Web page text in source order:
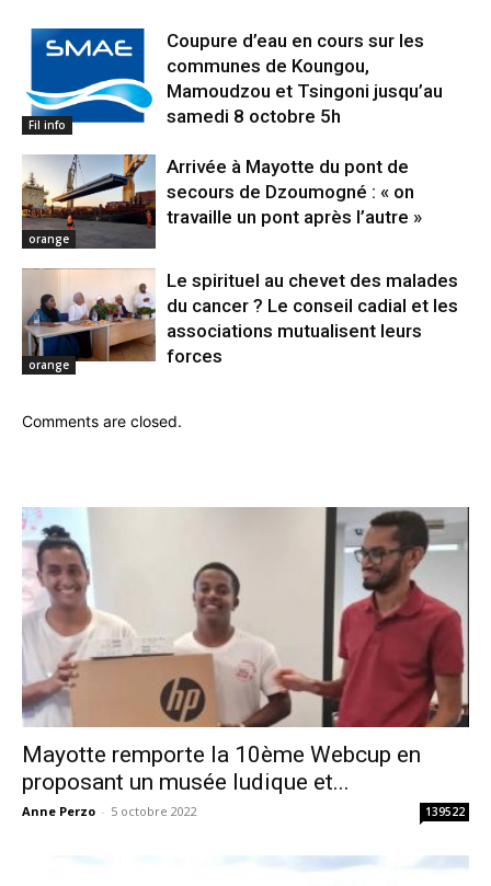
Fil info
Coupure d’eau en cours sur les
communes de Koungou,
Mamoudzou et Tsingoni jusqu’au
samedi 8 octobre 5h
orange
Arrivée à Mayotte du pont de
secours de Dzoumogné : « on
travaille un pont après l’autre »
orange
Le spirituel au chevet des malades
du cancer ? Le conseil cadial et les
associations mutualisent leurs
forces
Comments are closed.
Mayotte remporte la 10ème Webcup en
proposant un musée ludique et...
Anne Perzo - 5 octobre 2022 139522